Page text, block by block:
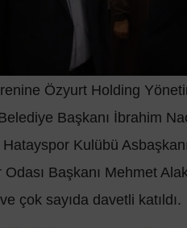
Özyurt Holding
Başkanı İbrahim
Kulübü
Odası Başkanı Mehmet
çok sayıda davetli katıldı.